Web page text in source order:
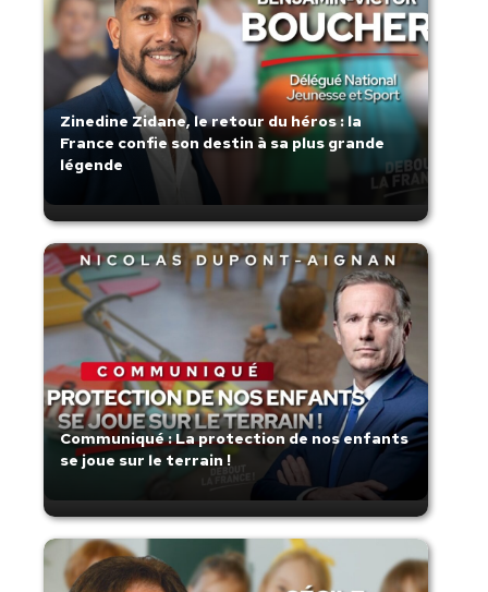
Zinedine Zidane, le retour du héros : la
France confie son destin à sa plus grande
légende
Communiqué : La protection de nos enfants
se joue sur le terrain !